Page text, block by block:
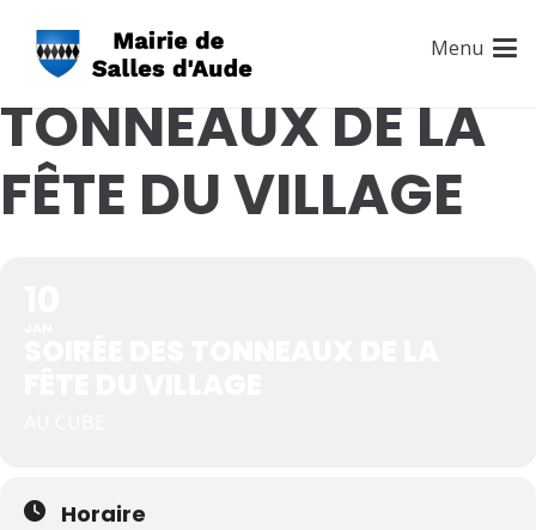
Menu
SOIRÉE DES
TONNEAUX DE LA
FÊTE DU VILLAGE
Horaire